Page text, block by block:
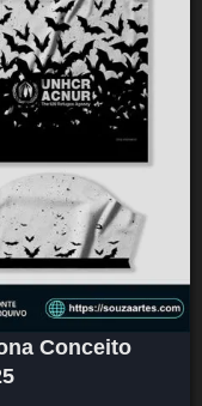
Conceito